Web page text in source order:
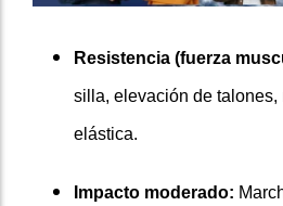
Resistencia (fuerza
silla, elevación de talones,
elástica.
Impacto moderado: